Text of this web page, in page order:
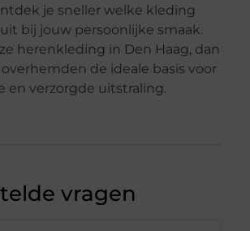
je sneller welke kleding
bij jouw persoonlijke smaak.
herenkleding in Den Haag, dan
de ideale basis voor
en verzorgde uitstraling.
vragen